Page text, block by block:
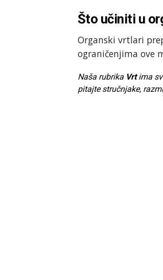
Što učiniti u
Organski vrtlari
ograničenjima ove
Naša rubrika Vrtima
pitajte stručnjake,